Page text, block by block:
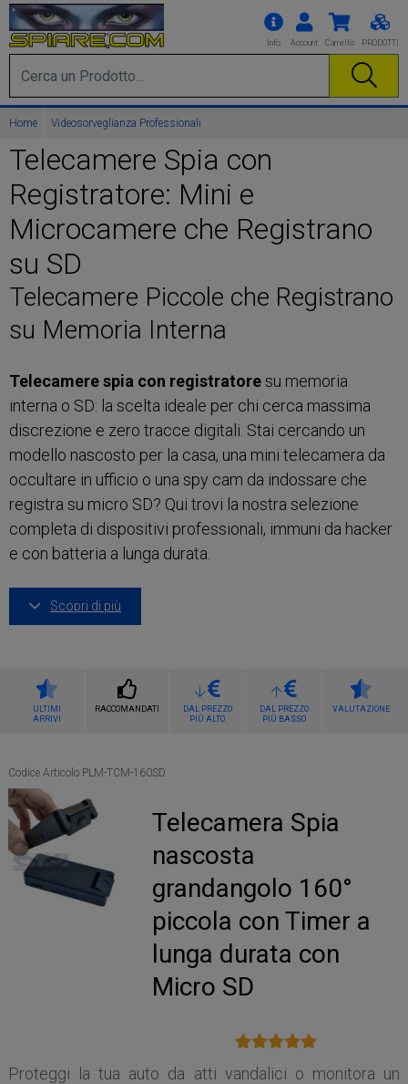
Info Account Carrello PRODOTTI
Home Videosorveglianza Professionali
Telecamere Spia con
Registratore: Mini e
Microcamere che Registrano
su SD
Telecamere Piccole che Registrano
su Memoria Interna
Telecamere spia con registratoresu memoria
interna o SD: la scelta ideale per chi cerca massima
discrezione e zero tracce digitali. Stai cercando un
modello nascosto per la casa, una mini telecamera da
occultare in ufficio o una spy cam da indossare che
registra su micro SD? Qui trovi la nostra selezione
completa di dispositivi professionali, immuni da hacker
e con batteria a lunga durata.
Scopri di più
ULTIMI
ARRIVI
RACCOMANDATI
DAL PREZZO
PIÙ ALTO
DAL PREZZO
PIÙ BASSO
VALUTAZIONE
Codice Articolo PLM-TCM-160SD
Telecamera Spia
nascosta
grandangolo 160°
piccola con Timer a
lunga durata con
Micro SD
Proteggi la tua auto da atti vandalici o monitora un